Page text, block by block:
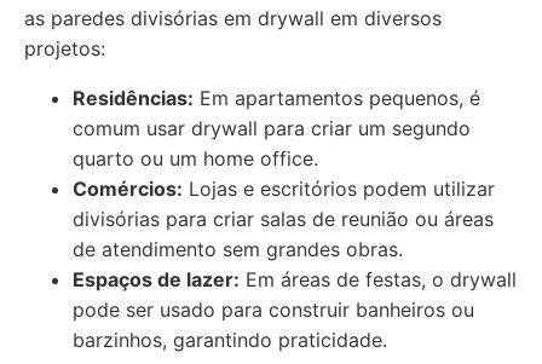
as paredes divisórias em drywall em diversos
projetos:
Residências: Em apartamentos pequenos, é
comum usar drywall para criar um segundo
quarto ou um home office.
Comércios: Lojas e escritórios podem utilizar
divisórias para criar salas de reunião ou áreas
de atendimento sem grandes obras.
Espaços de lazer: Em áreas de festas, o drywall
pode ser usado para construir banheiros ou
barzinhos, garantindo praticidade.